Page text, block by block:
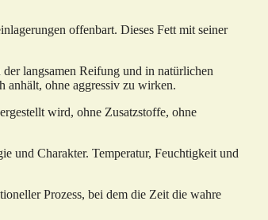
offenbart. Dieses Fett mit seiner
langsamen Reifung und in natürlichen
anhält, ohne aggressiv zu wirken.
wird, ohne Zusatzstoffe, ohne
und Charakter. Temperatur, Feuchtigkeit und
Prozess, bei dem die Zeit die wahre